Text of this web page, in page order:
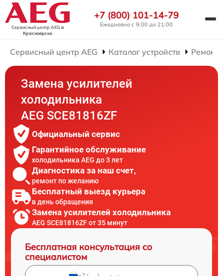
Сервисный центр AEG в
Красноярске
+7 (800) 101-14-79
Ежедневно с 9:00 до 21:00
Сервисный центр AEG Каталог устройств Ремонт
Замена усилителей
холодильника
AEG SCE81816ZF
Официальный сервис
Гарантийное обслуживание
холодильника AEG до 3 лет
Диагностика за наш счет,
ремонт по желанию
Бесплатный выезд курьера
в день обращения
Замена усилителей холодильника
AEG SCE81816ZF от 35 минут
Бесплатная консультация со
специалистом